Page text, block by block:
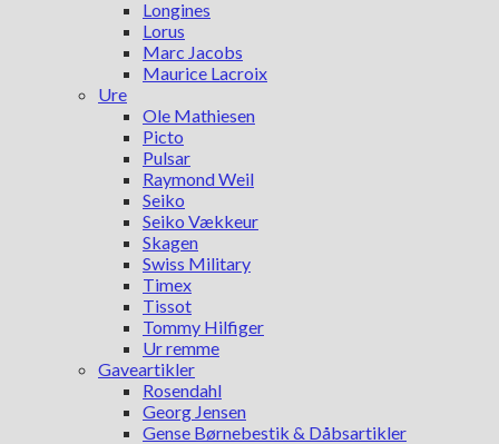
Longines
Lorus
Marc Jacobs
Maurice Lacroix
Ure
Ole Mathiesen
Picto
Pulsar
Raymond Weil
Seiko
Seiko Vækkeur
Skagen
Swiss Military
Timex
Tissot
Tommy Hilfiger
Ur remme
Gaveartikler
Rosendahl
Georg Jensen
Gense Børnebestik & Dåbsartikler